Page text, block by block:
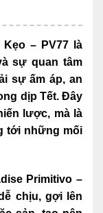
– PV77 là
sự quan tâm
sự ấm áp, an
dịp Tết. Đây
lược, mà là
tới những mối
Primitivo –
chịu, gợi lên